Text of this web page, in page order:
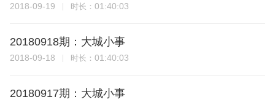
2018-09-19 时长： 01:40:03
20180918期：大城小事
2018-09-18 时长： 01:40:03
20180917期：大城小事